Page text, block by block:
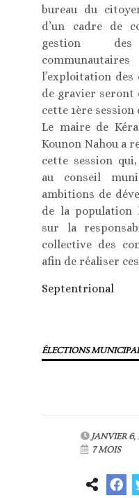
bureau du
d’un cadre de
gestion des
l’exploitation des
de gravier seront
cette 1ère
Le maire de
Kounon Nahou a
cette session
au conseil
ambitions de
de la population
sur la
collective des
afin de réaliser
Septentrional
ÉLECTIONS
JANVIER 6,
7 MOIS